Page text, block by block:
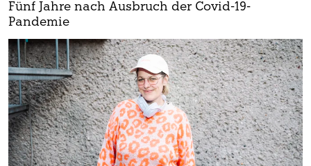
Fünf Jahre nach Ausbruch der Covid-19-
Pandemie